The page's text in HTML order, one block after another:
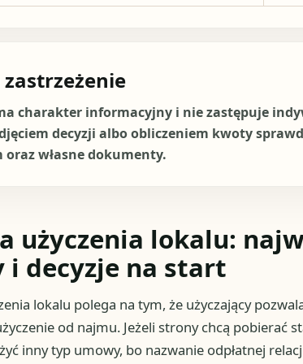
zastrzeżenie
charakter informacyjny i nie zastępuje
decyzji albo obliczeniem kwoty
oraz własne dokumenty.
użyczenia lokalu:
i decyzje na start
lokalu polega na tym, że użyczający
od najmu. Jeżeli strony chcą pobierać
inny typ umowy, bo nazwanie odpłatnej